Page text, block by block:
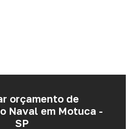
orçamento de
Naval em Motuca -
SP